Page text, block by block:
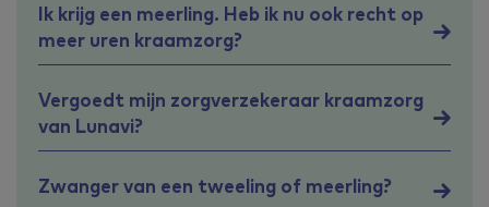
Ik krijg een meerling. Heb ik nu ook recht op
meer uren kraamzorg?
Vergoedt mijn zorgverzekeraar kraamzorg
van Lunavi?
Zwanger van een tweeling of meerling?